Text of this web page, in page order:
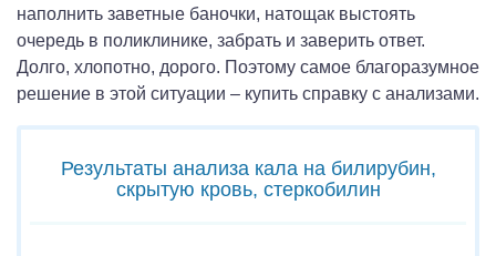
наполнить заветные баночки, натощак выстоять
очередь в поликлинике, забрать и заверить ответ.
Долго, хлопотно, дорого. Поэтому самое благоразумное
решение в этой ситуации – купить справку с анализами.
Результаты анализа кала на билирубин,
скрытую кровь, стеркобилин